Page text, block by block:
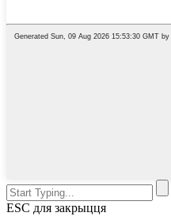
ESC для закрыцця